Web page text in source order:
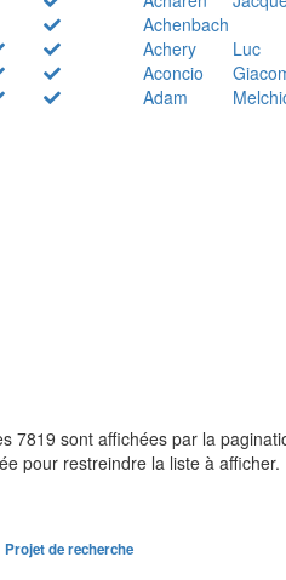
Achenbach
Achery
Luc
Aconcio
Adam
7819 sont affichées par la
pour restreindre la liste à afficher.
Projet de recherche